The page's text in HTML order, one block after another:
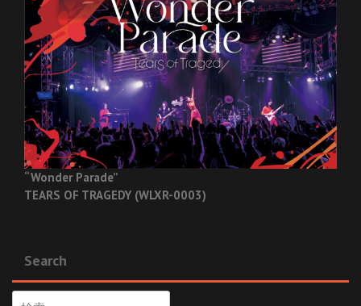
“Wonder Parade”
TEARS OF TRAGEDY (WLXR-0003)
Search